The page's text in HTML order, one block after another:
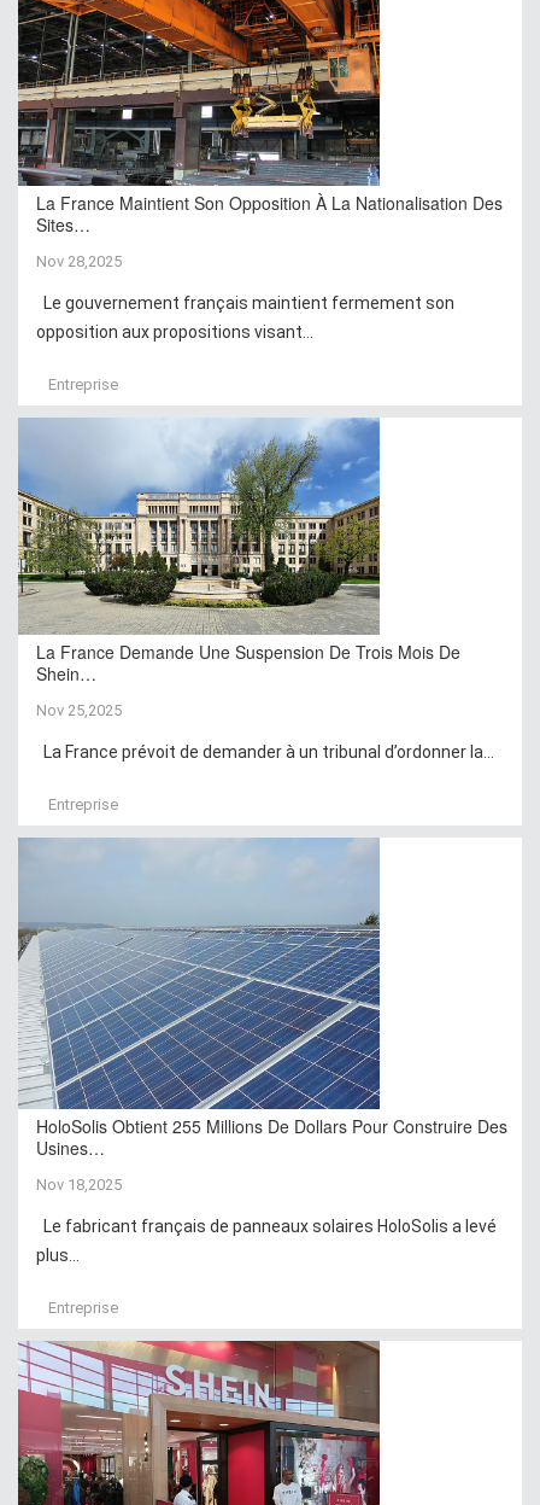
La France Maintient Son Opposition À La Nationalisation Des
Sites…
Nov 28,2025
Le gouvernement français maintient fermement son
opposition aux propositions visant...
Entreprise
La France Demande Une Suspension De Trois Mois De
Shein…
Nov 25,2025
La France prévoit de demander à un tribunal d’ordonner la...
Entreprise
HoloSolis Obtient 255 Millions De Dollars Pour Construire Des
Usines…
Nov 18,2025
Le fabricant français de panneaux solaires HoloSolis a levé
plus...
Entreprise